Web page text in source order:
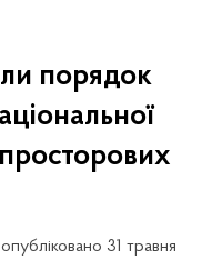
порядок
опубліковано 31 травня